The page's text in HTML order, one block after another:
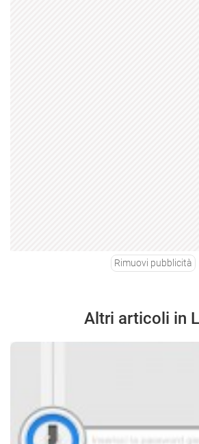
Rimuovi pubblicità
Altri articoli in